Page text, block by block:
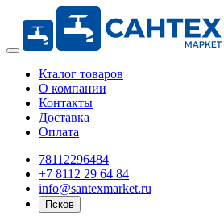
Кталог товаров
О компании
Контакты
Доставка
Оплата
78112296484
+7 8112 29 64 84
info@santexmarket.ru
Псков